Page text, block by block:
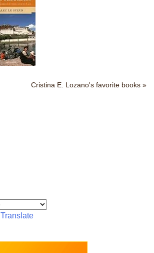
Cristina E. Lozano's favorite books »
Translate